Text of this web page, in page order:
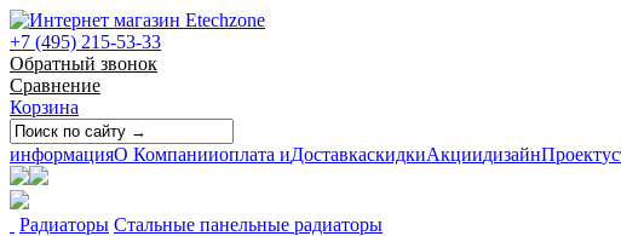
+7 (495) 215-53-33
Обратный звонок
Сравнение
Корзина
информацияО Компанииоплата иДоставкаскидкиАкциидизайнПроект
Радиаторы Стальные панельные радиаторы